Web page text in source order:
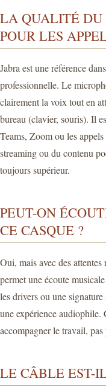
LA QUALITÉ DU
POUR LES
Jabra est une référence
professionnelle. Le
clairement la voix tout en
bureau (clavier, souris). Il
Teams, Zoom ou les
streaming ou du contenu
toujours supérieur.
PEUT-ON
CE CASQUE ?
Oui, mais avec des
permet une écoute
les drivers ou une
une expérience audiophile.
accompagner le travail,
LE CÂBLE EST-